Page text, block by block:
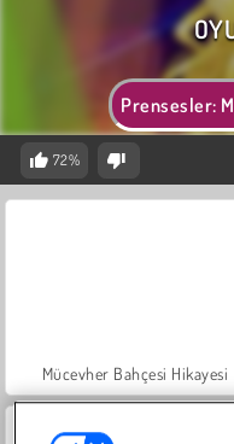
Prensesler:
72%
Mücevher Bahçesi Hikayesi